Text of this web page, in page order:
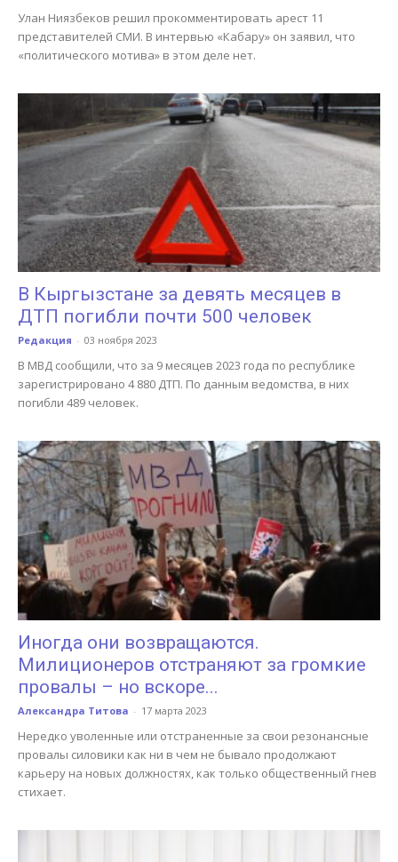
Улан Ниязбеков решил прокомментировать арест 11
представителей СМИ. В интервью «Кабару» он заявил, что
«политического мотива» в этом деле нет.
В Кыргызстане за девять месяцев в
ДТП погибли почти 500 человек
Редакция - 03 ноября 2023
В МВД сообщили, что за 9 месяцев 2023 года по республике
зарегистрировано 4 880 ДТП. По данным ведомства, в них
погибли 489 человек.
Иногда они возвращаются.
Милиционеров отстраняют за громкие
провалы – но вскоре...
Александра Титова - 17 марта 2023
Нередко уволенные или отстраненные за свои резонансные
провалы силовики как ни в чем не бывало продолжают
карьеру на новых должностях, как только общественный гнев
стихает.